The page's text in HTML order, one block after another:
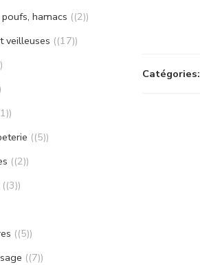
Catégories:
hamacs
(2)
veilleuses
(17)
(5)
(2)
(3)
(5)
(7)